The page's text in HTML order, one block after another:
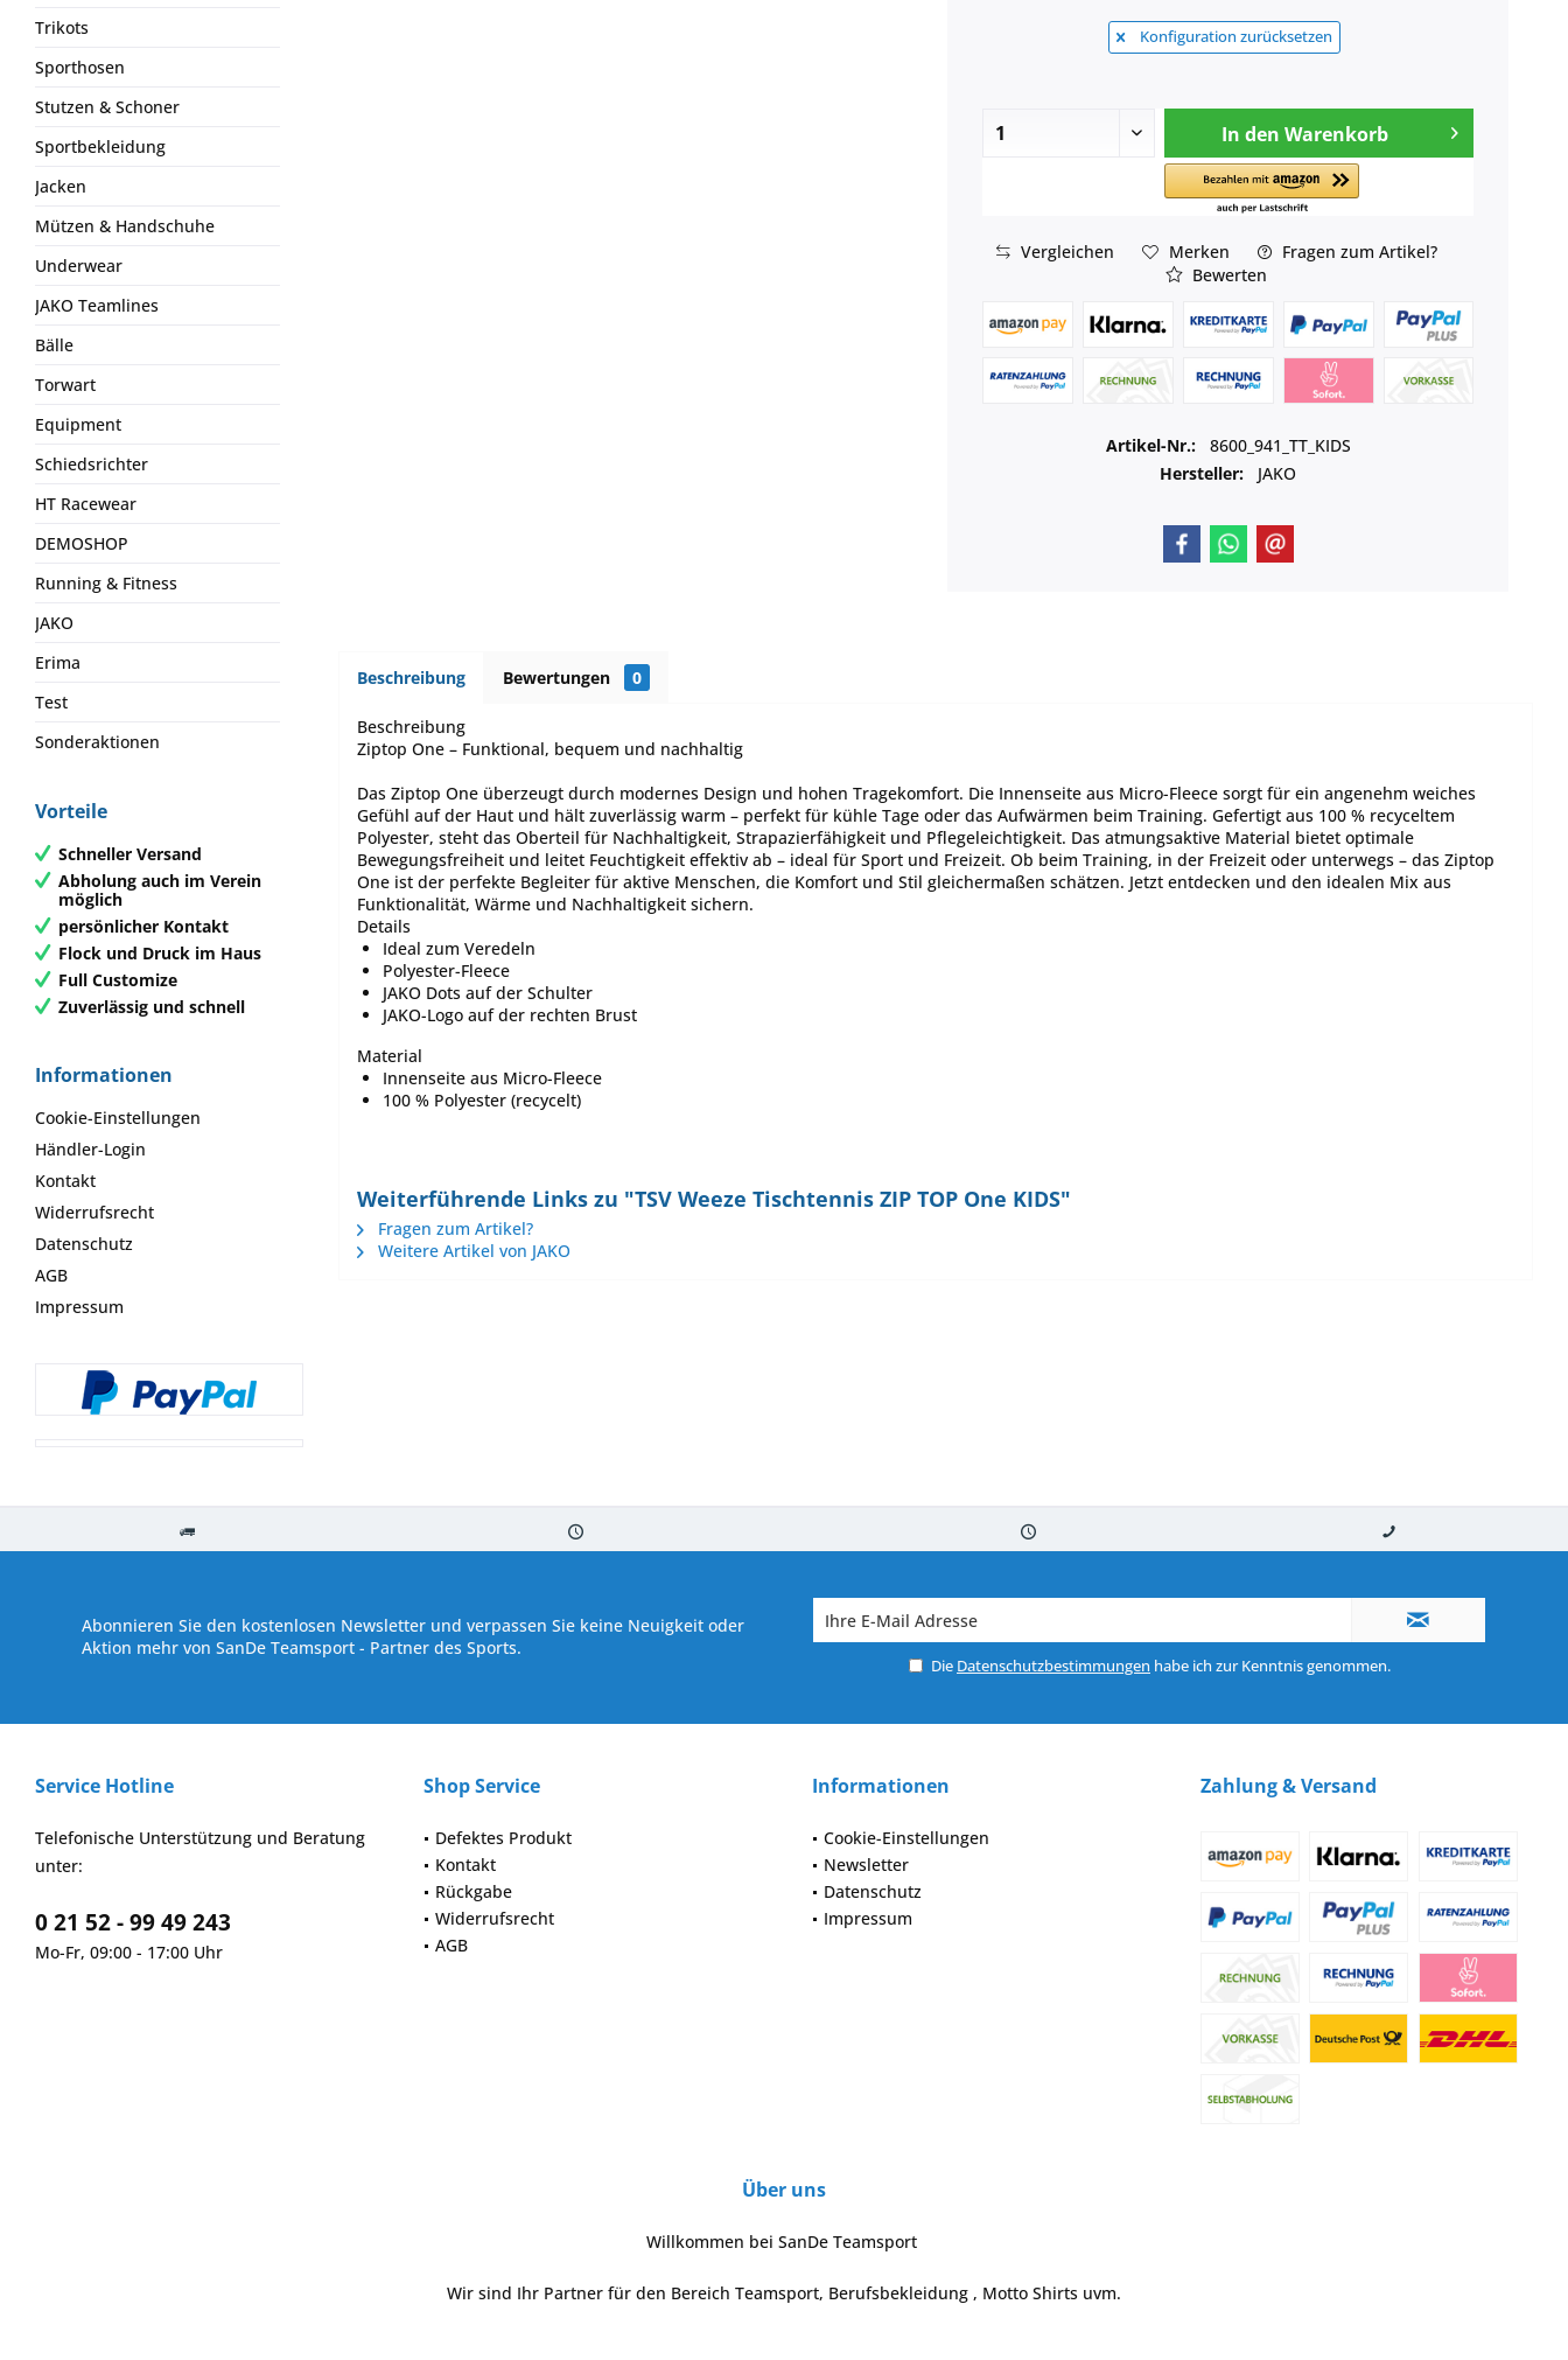
Trikots
Sporthosen
Stutzen & Schoner
Sportbekleidung
Jacken
Mützen & Handschuhe
Underwear
JAKO Teamlines
Bälle
Torwart
Equipment
Schiedsrichter
HT Racewear
DEMOSHOP
Running & Fitness
JAKO
Erima
Test
Sonderaktionen
Vorteile
Schneller Versand
Abholung auch im Verein
möglich
persönlicher Kontakt
Flock und Druck im Haus
Full Customize
Zuverlässig und schnell
Informationen
Cookie-Einstellungen
Händler-Login
Kontakt
Widerrufsrecht
Datenschutz
AGB
Impressum
Konfiguration zurücksetzen
In den Warenkorb
Vergleichen Merken
Fragen zum Artikel?
Bewerten
Artikel-Nr.:
8600_941_TT_KIDS
Hersteller:
JAKO
Beschreibung Bewertungen 0
Beschreibung
Ziptop One – Funktional, bequem und nachhaltig
Das Ziptop One überzeugt durch modernes Design und hohen Tragekomfort. Die Innenseite aus Micro-Fleece sorgt für ein angenehm weiches
Gefühl auf der Haut und hält zuverlässig warm – perfekt für kühle Tage oder das Aufwärmen beim Training. Gefertigt aus 100 % recyceltem
Polyester, steht das Oberteil für Nachhaltigkeit, Strapazierfähigkeit und Pflegeleichtigkeit. Das atmungsaktive Material bietet optimale
Bewegungsfreiheit und leitet Feuchtigkeit effektiv ab – ideal für Sport und Freizeit. Ob beim Training, in der Freizeit oder unterwegs – das Ziptop
One ist der perfekte Begleiter für aktive Menschen, die Komfort und Stil gleichermaßen schätzen. Jetzt entdecken und den idealen Mix aus
Funktionalität, Wärme und Nachhaltigkeit sichern.
Details
Ideal zum Veredeln
Polyester-Fleece
JAKO Dots auf der Schulter
JAKO-Logo auf der rechten Brust
Material
Innenseite aus Micro-Fleece
100 % Polyester (recycelt)
Weiterführende Links zu "TSV Weeze Tischtennis ZIP TOP One KIDS"
Fragen zum Artikel?
Weitere Artikel von JAKO
Abonnieren Sie den kostenlosen Newsletter und verpassen Sie keine Neuigkeit oder
Aktion mehr von SanDe Teamsport - Partner des Sports.
Die Datenschutzbestimmungen habe ich zur Kenntnis genommen.
Service Hotline
Telefonische Unterstützung und Beratung
unter:
0 21 52 - 99 49 243
Mo-Fr, 09:00 - 17:00 Uhr
Shop Service
Defektes Produkt
Kontakt
Rückgabe
Widerrufsrecht
AGB
Informationen
Cookie-Einstellungen
Newsletter
Datenschutz
Impressum
Zahlung & Versand
Über uns
Willkommen bei SanDe Teamsport
Wir sind Ihr Partner für den Bereich Teamsport, Berufsbekleidung , Motto Shirts uvm.